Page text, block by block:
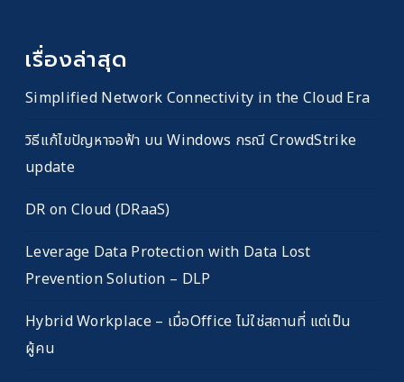
เรื่องล่าสุด
Simplified Network Connectivity in the Cloud Era
วิธีแก้ไขปัญหาจอฟ้า บน Windows กรณี CrowdStrike
update
DR on Cloud (DRaaS)
Leverage Data Protection with Data Lost
Prevention Solution – DLP
Hybrid Workplace – เมื่อOffice ไม่ใช่สถานที่ แต่เป็น
ผู้คน